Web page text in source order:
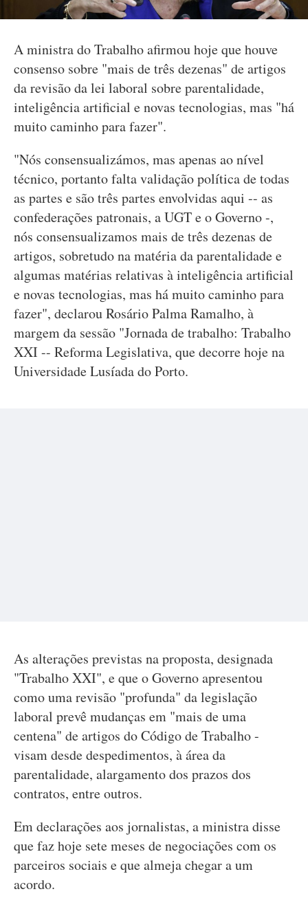
A ministra do Trabalho afirmou hoje que houve
consenso sobre "mais de três dezenas" de artigos
da revisão da lei laboral sobre parentalidade,
inteligência artificial e novas tecnologias, mas "há
muito caminho para fazer".
"Nós consensualizámos, mas apenas ao nível
técnico, portanto falta validação política de todas
as partes e são três partes envolvidas aqui -- as
confederações patronais, a UGT e o Governo -,
nós consensualizamos mais de três dezenas de
artigos, sobretudo na matéria da parentalidade e
algumas matérias relativas à inteligência artificial
e novas tecnologias, mas há muito caminho para
fazer", declarou Rosário Palma Ramalho, à
margem da sessão "Jornada de trabalho: Trabalho
XXI -- Reforma Legislativa, que decorre hoje na
Universidade Lusíada do Porto.
As alterações previstas na proposta, designada
"Trabalho XXI", e que o Governo apresentou
como uma revisão "profunda" da legislação
laboral prevê mudanças em "mais de uma
centena" de artigos do Código de Trabalho -
visam desde despedimentos, à área da
parentalidade, alargamento dos prazos dos
contratos, entre outros.
Em declarações aos jornalistas, a ministra disse
que faz hoje sete meses de negociações com os
parceiros sociais e que almeja chegar a um
acordo.